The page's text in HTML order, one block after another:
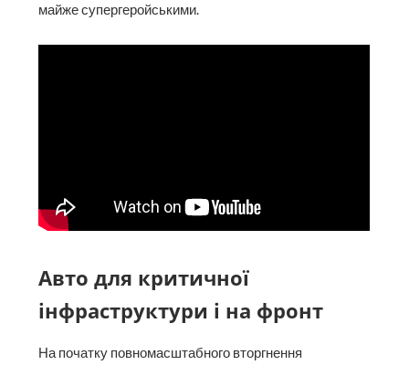
майже супергеройськими.
Авто для критичної
інфраструктури і на фронт
На початку повномасштабного вторгнення